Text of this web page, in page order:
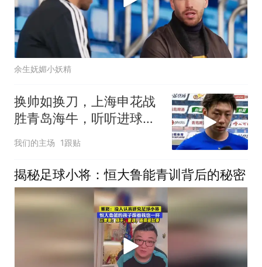
余生妩媚小妖精
换帅如换刀，上海申花战
胜青岛海牛，听听进球功
臣徐皓阳怎么说
我们的主场 1跟贴
揭秘足球小将：恒大鲁能青训背后的秘密